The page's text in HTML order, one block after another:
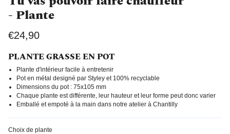
- Plante
€24,90
PLANTE GRASSE EN POT
Plante d'intérieur facile à entretenir
Pot en métal designé par Styley et 100% recyclable
Dimensions du pot : 75x105 mm
Chaque plante est différente, leur hauteur et leur forme peut donc varier
Emballé et empoté à la main dans notre atelier à Chantilly
Choix de plante